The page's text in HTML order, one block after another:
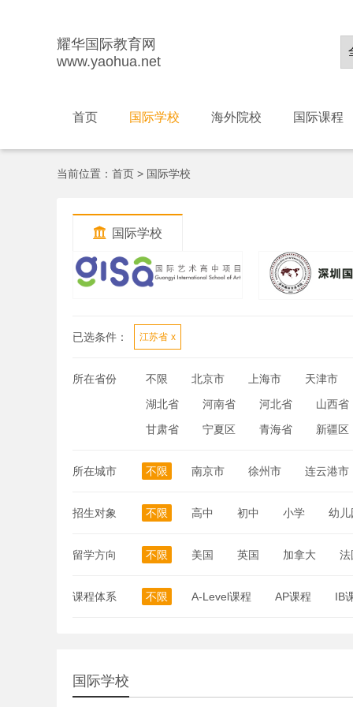
耀华国际教育网
www.yaohua.net
首页 国际学校 海外院校 国际课程
当前位置： 首页 > 国际学校
 国际学校
已选条件： 江苏省 x
所在省份 不限 北京市 上海市
天津市
湖北省
河南省 河北省
山西省
甘肃省
宁夏区 青海省 新疆区
所在城市 不限 南京市 徐州市 连云港市
招生对象 不限 高中 初中 小学 幼儿
留学方向 不限 美国 英国 加拿大 法
课程体系 不限 A-Level课程 AP课程 IB
国际学校